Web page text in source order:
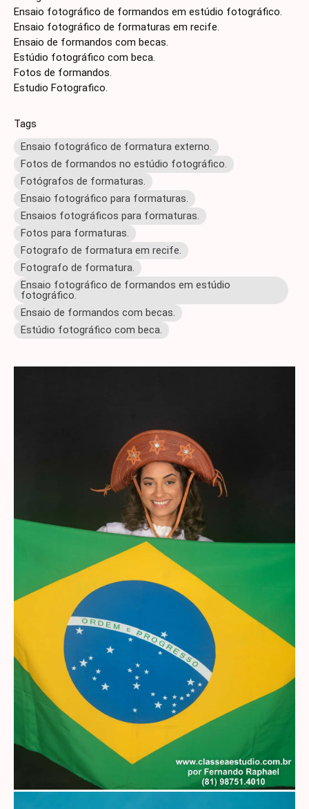
Ensaio fotográfico de formandos em estúdio fotográfico.
Ensaio fotográfico de formaturas em recife.
Ensaio de formandos com becas.
Estúdio fotográfico com beca.
Fotos de formandos.
Estudio Fotografico.
Tags
Ensaio fotográfico de formatura externo.
Fotos de formandos no estúdio fotográfico.
Fotógrafos de formaturas.
Ensaio fotográfico para formaturas.
Ensaios fotográficos para formaturas.
Fotos para formaturas.
Fotografo de formatura em recife.
Fotografo de formatura.
Ensaio fotográfico de formandos em estúdio
fotográfico.
Ensaio de formandos com becas.
Estúdio fotográfico com beca.